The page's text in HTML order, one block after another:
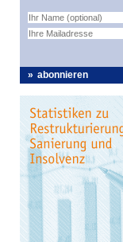
abonnieren